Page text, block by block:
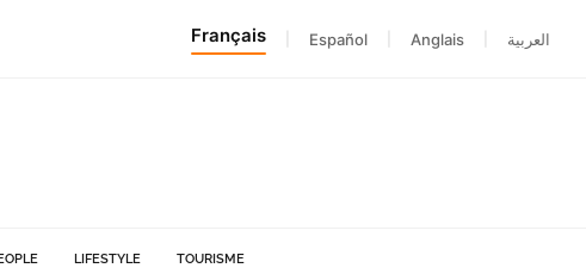
Français Español Anglais العربية
LIFESTYLE TOURISME